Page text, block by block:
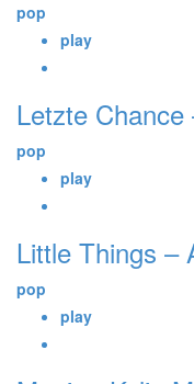
pop
play
Letzte
pop
play
Little Things –
pop
play